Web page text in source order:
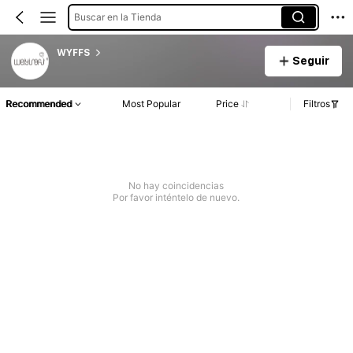
Buscar en la Tienda
WYFFS
Seguir
Recommended Most Popular Price Filtros
No hay coincidencias
Por favor inténtelo de nuevo.